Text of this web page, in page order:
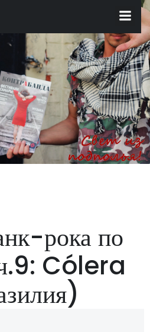
содержимому
рока по
Cólera